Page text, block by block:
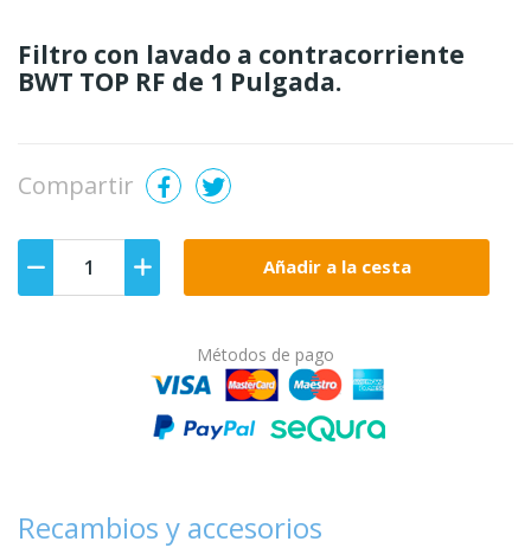
Filtro con lavado a contracorriente
BWT TOP RF de 1 Pulgada.
Compartir
Añadir a la cesta
Métodos de pago
Recambios y accesorios